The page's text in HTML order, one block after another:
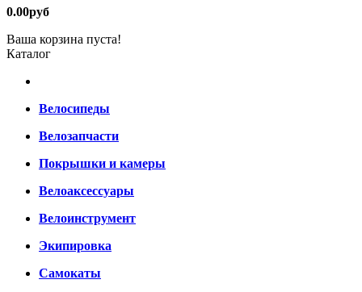
0.00руб
Ваша корзина пуста!
Каталог
Велосипеды
Велозапчасти
Покрышки и камеры
Велоаксессуары
Велоинструмент
Экипировка
Самокаты